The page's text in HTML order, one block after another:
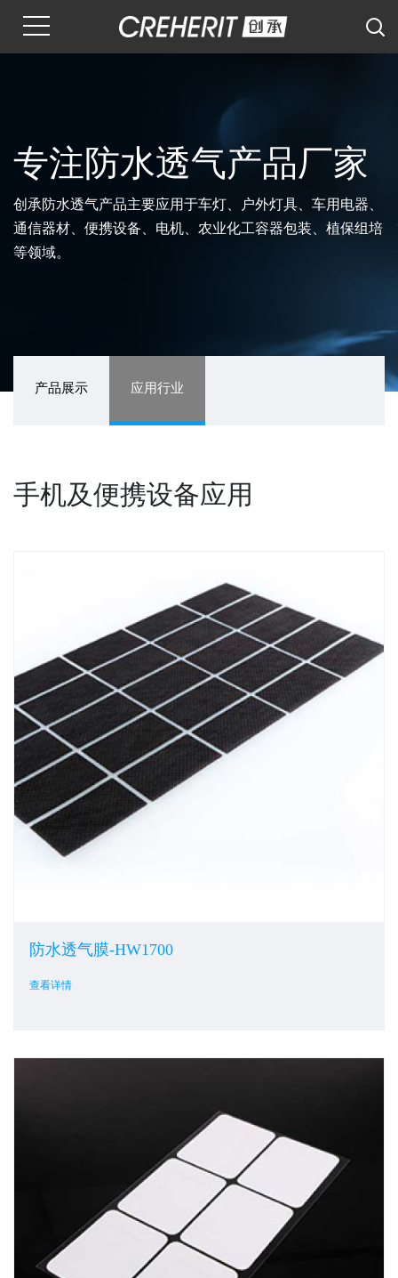
专注防水透气产品厂家
创承防水透气产品主要应用于车灯、户外灯具、车用电器、
通信器材、便携设备、电机、农业化工容器包装、植保组培
等领域。
产品展示 应用行业
手机及便携设备应用
防水透气膜-HW1700
查看详情